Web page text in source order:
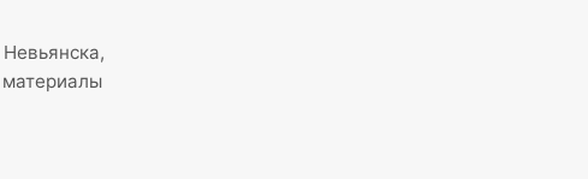
материалы